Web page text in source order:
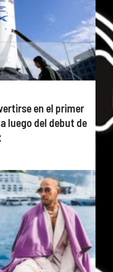
en el primer
luego del debut de